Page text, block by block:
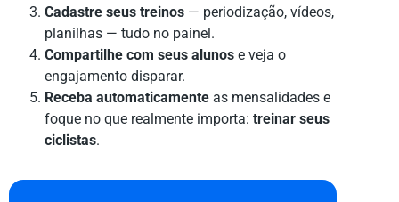
Cadastre seus treinos — periodização, vídeos,
planilhas — tudo no painel.
Compartilhe com seus alunos e veja o
engajamento disparar.
Receba automaticamente as mensalidades e
foque no que realmente importa: treinar seus
ciclistas.